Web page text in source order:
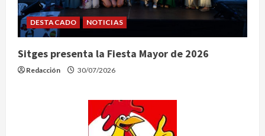
DESTACADO NOTICIAS
Sitges presenta la Fiesta Mayor de 2026
Redacción 30/07/2026